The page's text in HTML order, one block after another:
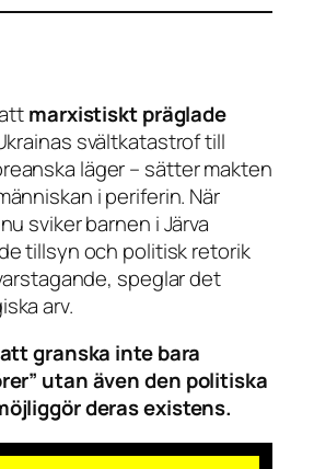
marxistiskt präglade
svältkatastrof till
läger – sätter makten
i periferin. När
sviker barnen i Järva
tillsyn och politisk retorik
speglar det
arv.
granska inte bara
utan även den politiska
deras existens.